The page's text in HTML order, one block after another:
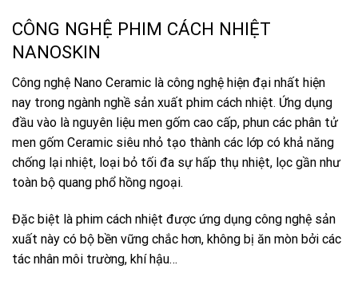
CÔNG NGHỆ PHIM CÁCH NHIỆT
NANOSKIN
Công nghệ Nano Ceramic là công nghệ hiện đại nhất hiện
nay trong ngành nghề sản xuất phim cách nhiệt. Ứng dụng
đầu vào là nguyên liệu men gốm cao cấp, phun các phân tử
men gốm Ceramic siêu nhỏ tạo thành các lớp có khả năng
chống lại nhiệt, loại bỏ tối đa sự hấp thụ nhiệt, lọc gần như
toàn bộ quang phổ hồng ngoại.
Đặc biệt là phim cách nhiệt được ứng dụng công nghệ sản
xuất này có bộ bền vững chắc hơn, không bị ăn mòn bởi các
tác nhân môi trường, khí hậu…